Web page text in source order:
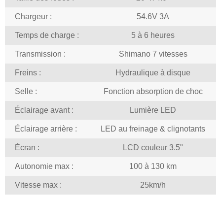
Chargeur : 54.6V 3A
Temps de charge : 5 à 6 heures
Transmission : Shimano 7 vitesses
Freins : Hydraulique à disque
Selle : Fonction absorption de choc
Éclairage avant : Lumière LED
Éclairage arrière : LED au freinage & clignotants
Écran : LCD couleur 3.5"
Autonomie max : 100 à 130 km
Vitesse max : 25km/h